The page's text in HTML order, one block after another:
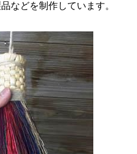
などを制作しています。